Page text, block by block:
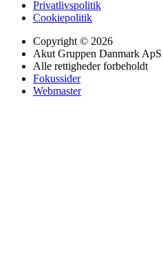
Privatlivspolitik
Cookiepolitik
Copyright © 2026
Akut Gruppen Danmark ApS
Alle rettigheder forbeholdt
Fokussider
Webmaster